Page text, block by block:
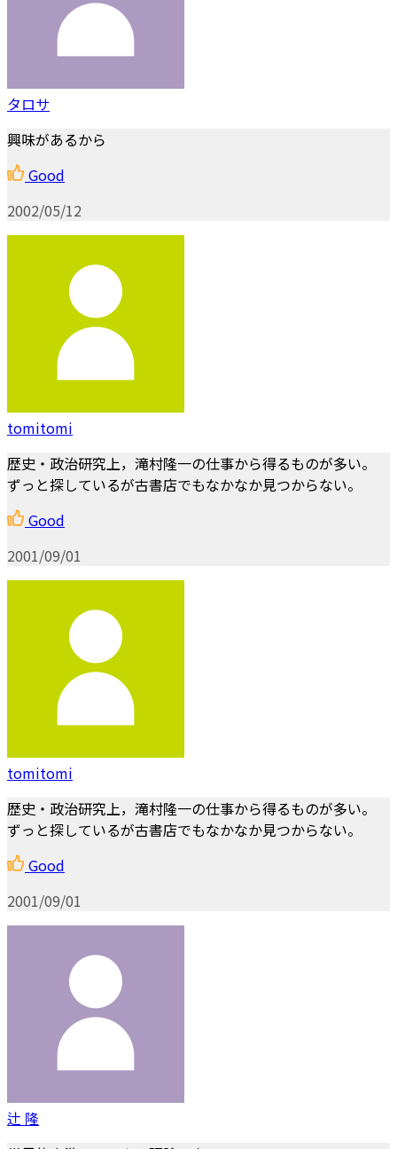
タロサ
興味があるから
Good
2002/05/12
tomitomi
歴史・政治研究上，滝村隆一の仕事から得るものが多い。
ずっと探しているが古書店でもなかなか見つからない。
Good
2001/09/01
tomitomi
歴史・政治研究上，滝村隆一の仕事から得るものが多い。
ずっと探しているが古書店でもなかなか見つからない。
Good
2001/09/01
辻 隆